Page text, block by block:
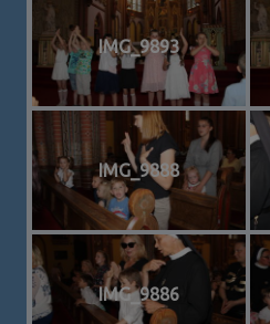
IMG_9893
IMG_9888
IMG_9886